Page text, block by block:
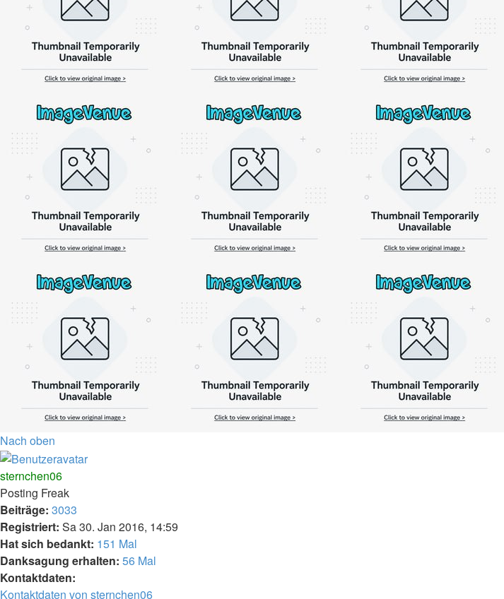
Nach oben
sternchen06
Posting Freak
Beiträge: 3033
Registriert: Sa 30. Jan 2016, 14:59
Hat sich bedankt: 151 Mal
Danksagung erhalten: 56 Mal
Kontaktdaten:
Kontaktdaten von sternchen06